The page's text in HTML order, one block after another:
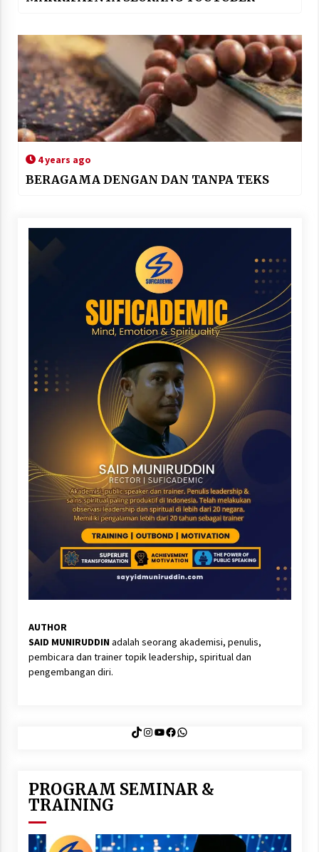
4 years ago
BERAGAMA DENGAN DAN TANPA TEKS
AUTHOR
SAID MUNIRUDDINadalah seorang akademisi, penulis,
pembicara dan trainer topik leadership, spiritual dan
pengembangan diri.
TikTok
Instagram
YouTube
Facebook
WhatsApp
PROGRAM SEMINAR &
TRAINING